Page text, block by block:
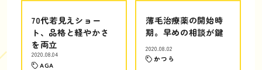
70代若見えショー
ト、品格と軽やかさ
を両立
2020.08.04
AGA
薄毛治療薬の開始時
期。早めの相談が鍵
2020.08.02
かつら